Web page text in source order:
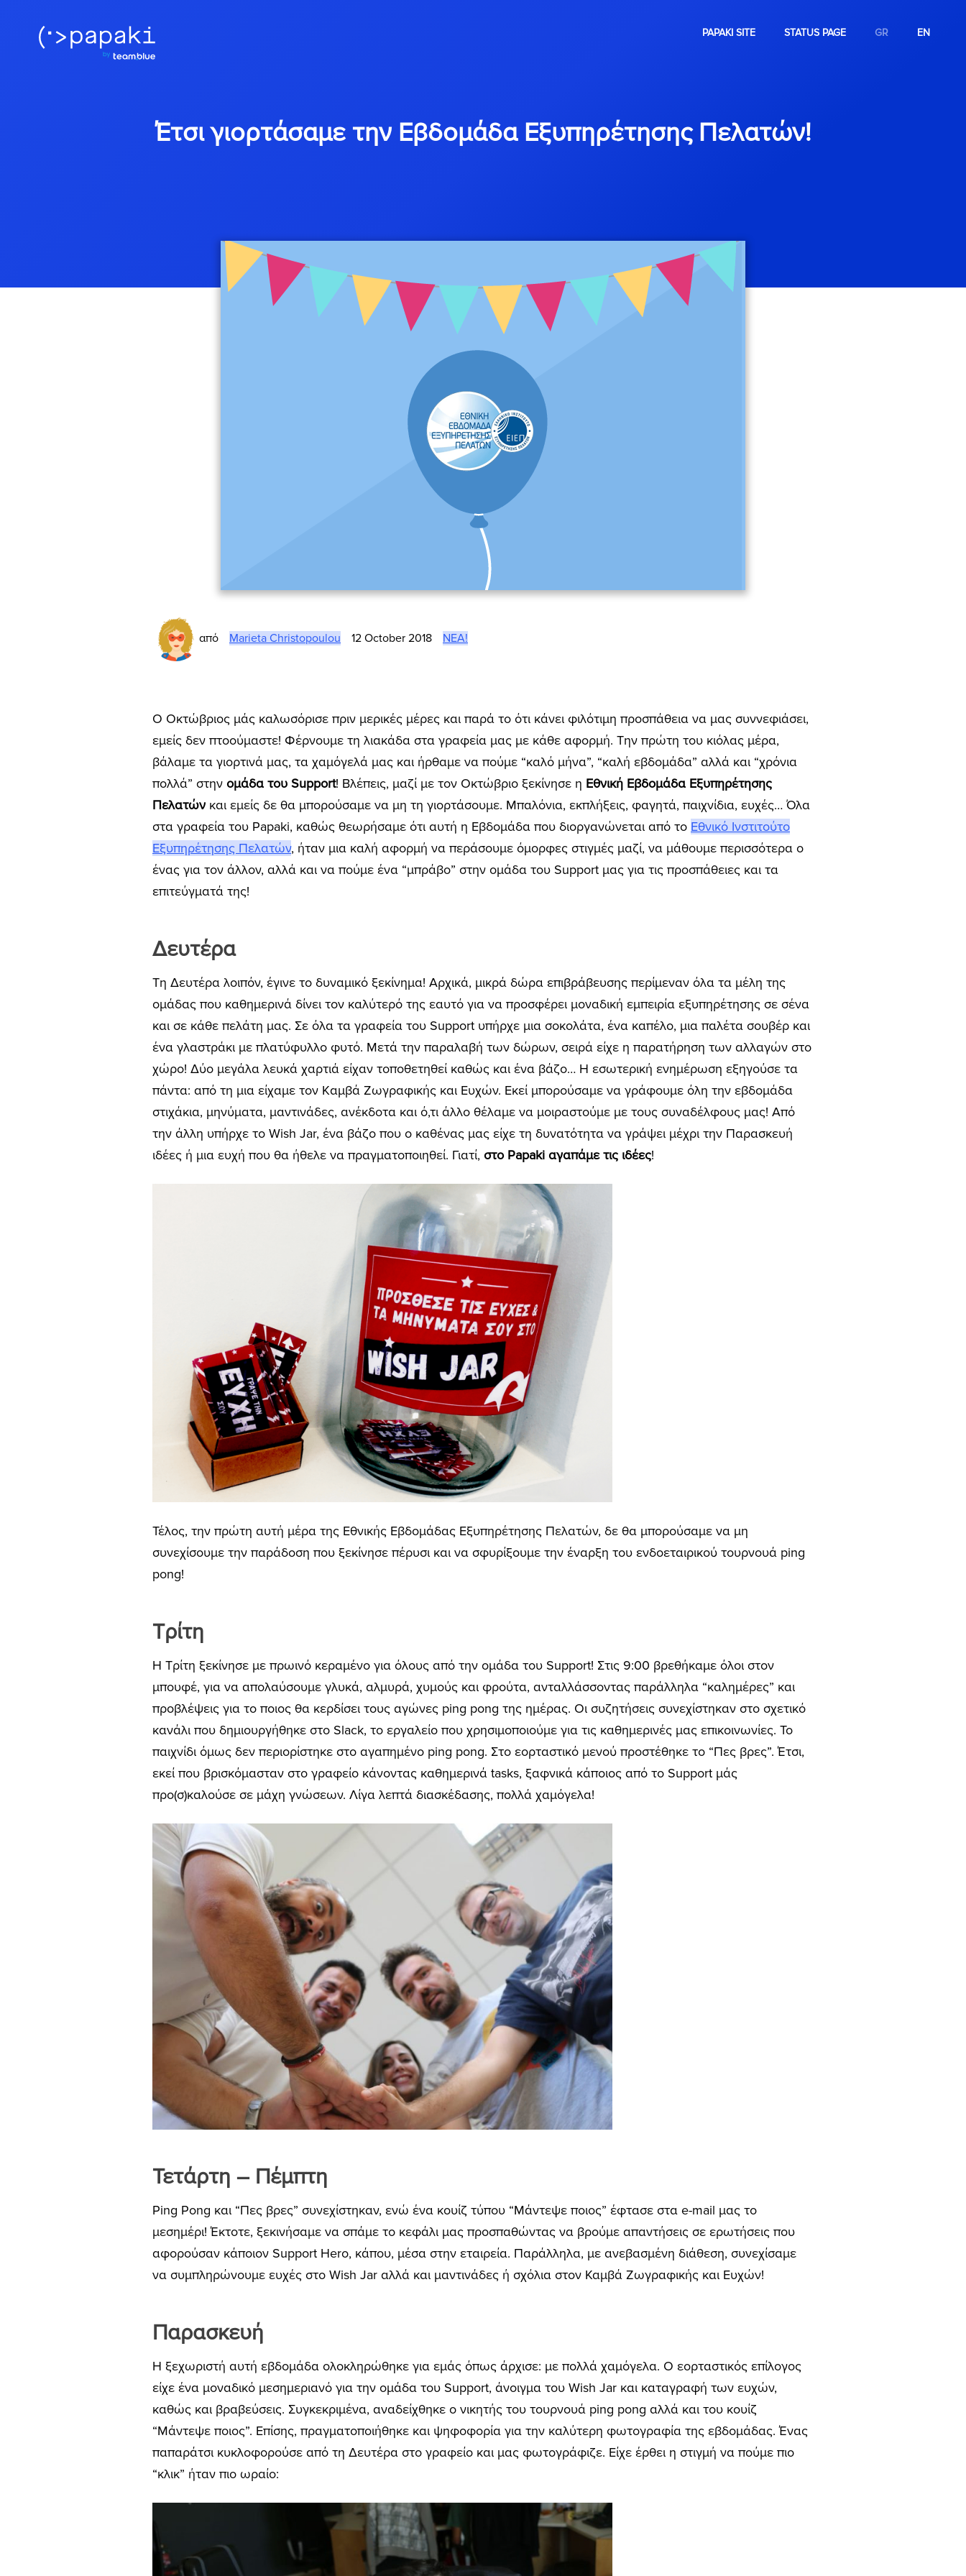
PAPAKI SITE STATUS PAGE GR EN
Έτσι γιορτάσαμε την Εβδομάδα Εξυπηρέτησης Πελατών!
από Marieta Christopoulou 12 October 2018 ΝΈΑ!
Ο Οκτώβριος μάς καλωσόρισε πριν μερικές μέρες και παρά το ότι κάνει φιλότιμη προσπάθεια να μας συννεφιάσει,
εμείς δεν πτοούμαστε! Φέρνουμε τη λιακάδα στα γραφεία μας με κάθε αφορμή. Την πρώτη του κιόλας μέρα,
βάλαμε τα γιορτινά μας, τα χαμόγελά μας και ήρθαμε να πούμε “καλό μήνα”, “καλή εβδομάδα” αλλά και “χρόνια
πολλά” στην ομάδα του Support! Βλέπεις, μαζί με τον Οκτώβριο ξεκίνησε η Εθνική Εβδομάδα Εξυπηρέτησης
Πελατών και εμείς δε θα μπορούσαμε να μη τη γιορτάσουμε. Μπαλόνια, εκπλήξεις, φαγητά, παιχνίδια, ευχές… Όλα
στα γραφεία του Papaki, καθώς θεωρήσαμε ότι αυτή η Εβδομάδα που διοργανώνεται από το Εθνικό Ινστιτούτο
Εξυπηρέτησης Πελατών, ήταν μια καλή αφορμή να περάσουμε όμορφες στιγμές μαζί, να μάθουμε περισσότερα ο
ένας για τον άλλον, αλλά και να πούμε ένα “μπράβο” στην ομάδα του Support μας για τις προσπάθειες και τα
επιτεύγματά της!
Δευτέρα
Τη Δευτέρα λοιπόν, έγινε το δυναμικό ξεκίνημα! Αρχικά, μικρά δώρα επιβράβευσης περίμεναν όλα τα μέλη της
ομάδας που καθημερινά δίνει τον καλύτερό της εαυτό για να προσφέρει μοναδική εμπειρία εξυπηρέτησης σε σένα
και σε κάθε πελάτη μας. Σε όλα τα γραφεία του Support υπήρχε μια σοκολάτα, ένα καπέλο, μια παλέτα σουβέρ και
ένα γλαστράκι με πλατύφυλλο φυτό. Μετά την παραλαβή των δώρων, σειρά είχε η παρατήρηση των αλλαγών στο
χώρο! Δύο μεγάλα λευκά χαρτιά είχαν τοποθετηθεί καθώς και ένα βάζο… Η εσωτερική ενημέρωση εξηγούσε τα
πάντα: από τη μια είχαμε τον Kαμβά Ζωγραφικής και Ευχών. Εκεί μπορούσαμε να γράφουμε όλη την εβδομάδα
στιχάκια, μηνύματα, μαντινάδες, ανέκδοτα και ό,τι άλλο θέλαμε να μοιραστούμε με τους συναδέλφους μας! Από
την άλλη υπήρχε το Wish Jar, ένα βάζο που ο καθένας μας είχε τη δυνατότητα να γράψει μέχρι την Παρασκευή
ιδέες ή μια ευχή που θα ήθελε να πραγματοποιηθεί. Γιατί, στο Papaki αγαπάμε τις ιδέες!
Τέλος, την πρώτη αυτή μέρα της Εθνικής Εβδομάδας Εξυπηρέτησης Πελατών, δε θα μπορούσαμε να μη
συνεχίσουμε την παράδοση που ξεκίνησε πέρυσι και να σφυρίξουμε την έναρξη του ενδοεταιρικού τουρνουά ping
pong!
Τρίτη
Η Τρίτη ξεκίνησε με πρωινό κεραμένο για όλους από την ομάδα του Support! Στις 9:00 βρεθήκαμε όλοι στον
μπουφέ, για να απολαύσουμε γλυκά, αλμυρά, χυμούς και φρούτα, ανταλλάσσοντας παράλληλα “καλημέρες” και
προβλέψεις για το ποιος θα κερδίσει τους αγώνες ping pong της ημέρας. Οι συζητήσεις συνεχίστηκαν στο σχετικό
κανάλι που δημιουργήθηκε στο Slack, το εργαλείο που χρησιμοποιούμε για τις καθημερινές μας επικοινωνίες. Το
παιχνίδι όμως δεν περιορίστηκε στο αγαπημένο ping pong. Στο εορταστικό μενού προστέθηκε το “Πες βρες”. Έτσι,
εκεί που βρισκόμασταν στο γραφείο κάνοντας καθημερινά tasks, ξαφνικά κάποιος από το Support μάς
προ(σ)καλούσε σε μάχη γνώσεων. Λίγα λεπτά διασκέδασης, πολλά χαμόγελα!
Τετάρτη – Πέμπτη
Ping Pong και “Πες βρες” συνεχίστηκαν, ενώ ένα κουίζ τύπου “Μάντεψε ποιος” έφτασε στα e-mail μας το
μεσημέρι! Έκτοτε, ξεκινήσαμε να σπάμε το κεφάλι μας προσπαθώντας να βρούμε απαντήσεις σε ερωτήσεις που
αφορούσαν κάποιον Support Hero, κάπου, μέσα στην εταιρεία. Παράλληλα, με ανεβασμένη διάθεση, συνεχίσαμε
να συμπληρώνουμε ευχές στο Wish Jar αλλά και μαντινάδες ή σχόλια στον Καμβά Ζωγραφικής και Ευχών!
Παρασκευή
Η ξεχωριστή αυτή εβδομάδα ολοκληρώθηκε για εμάς όπως άρχισε: με πολλά χαμόγελα. Ο εορταστικός επίλογος
είχε ένα μοναδικό μεσημεριανό για την ομάδα του Support, άνοιγμα του Wish Jar και καταγραφή των ευχών,
καθώς και βραβεύσεις. Συγκεκριμένα, αναδείχθηκε ο νικητής του τουρνουά ping pong αλλά και του κουίζ
“Μάντεψε ποιος”. Επίσης, πραγματοποιήθηκε και ψηφοφορία για την καλύτερη φωτογραφία της εβδομάδας. Ένας
παπαράτσι κυκλοφορούσε από τη Δευτέρα στο γραφείο και μας φωτογράφιζε. Είχε έρθει η στιγμή να πούμε πιο
“κλικ” ήταν πιο ωραίο: